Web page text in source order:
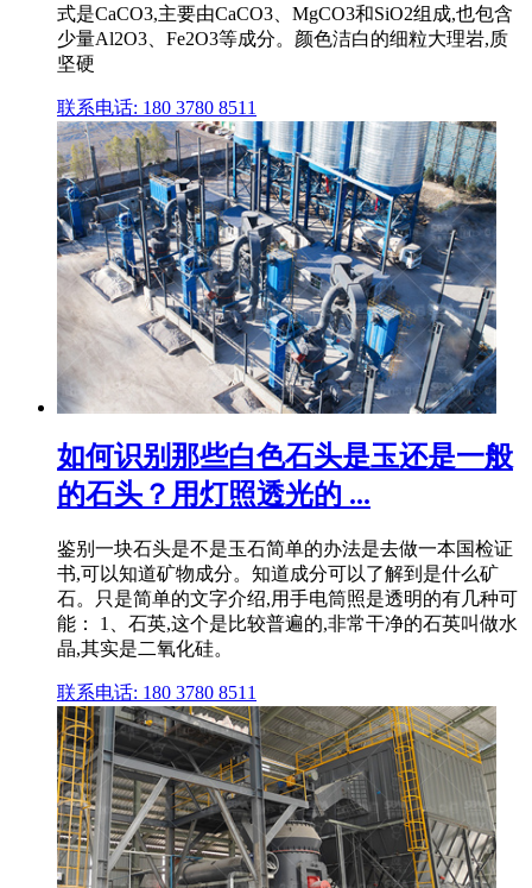
式是CaCO3,主要由CaCO3、MgCO3和SiO2组成,也包含
少量Al2O3、Fe2O3等成分。颜色洁白的细粒大理岩,质
坚硬
联系电话: 180 3780 8511
如何识别那些白色石头是玉还是一般
的石头？用灯照透光的 ...
鉴别一块石头是不是玉石简单的办法是去做一本国检证
书,可以知道矿物成分。知道成分可以了解到是什么矿
石。只是简单的文字介绍,用手电筒照是透明的有几种可
能： 1、石英,这个是比较普遍的,非常干净的石英叫做水
晶,其实是二氧化硅。
联系电话: 180 3780 8511